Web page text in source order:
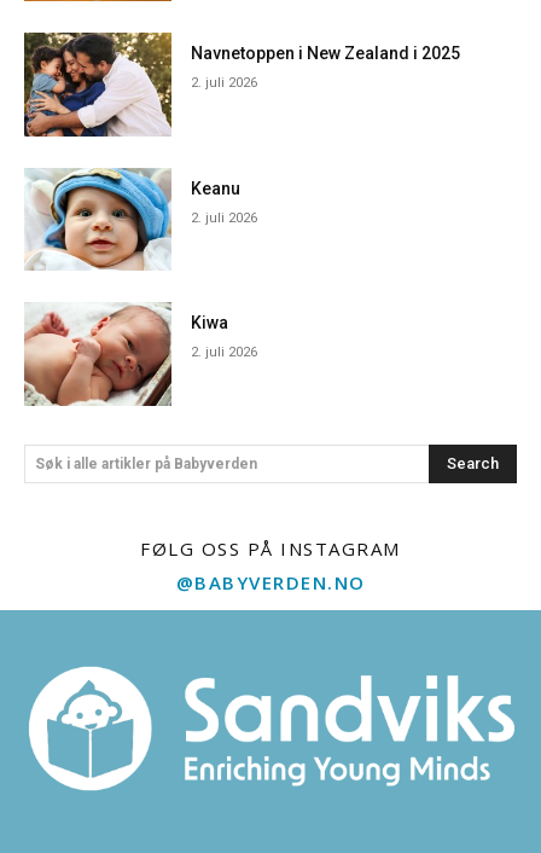
Navnetoppen i New Zealand i 2025
2. juli 2026
Keanu
2. juli 2026
Kiwa
2. juli 2026
Søk i alle artikler på Babyverden Search
FØLG OSS PÅ INSTAGRAM
@BABYVERDEN.NO